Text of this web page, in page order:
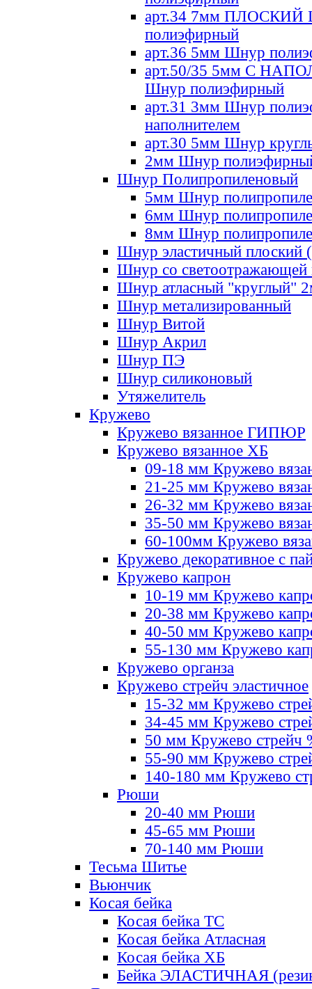
арт.34 7мм ПЛОСКИЙ
полиэфирный
арт.36 5мм Шнур
арт.50/35 5мм С
Шнур полиэфирный
арт.31 3мм Шнур
наполнителем
арт.30 5мм Шнур
2мм Шнур
Шнур Полипропиленовый
5мм Шнур
6мм Шнур
8мм Шнур
Шнур эластичный плоский
Шнур со светоотражающей
Шнур атласный "круглый"
Шнур метализированный
Шнур Витой
Шнур Акрил
Шнур ПЭ
Шнур силиконовый
Утяжелитель
Кружево
Кружево вязанное ГИПЮР
Кружево вязанное ХБ
09-18 мм Кружево
21-25 мм Кружево
26-32 мм Кружево
35-50 мм Кружево
60-100мм Кружево
Кружево декоративное с
Кружево капрон
10-19 мм Кружево
20-38 мм Кружево
40-50 мм Кружево
55-130 мм Кружево
Кружево органза
Кружево стрейч эластичное
15-32 мм Кружево
34-45 мм Кружево
50 мм Кружево стрейч
55-90 мм Кружево
140-180 мм Кружево
Рюши
20-40 мм Рюши
45-65 мм Рюши
70-140 мм Рюши
Тесьма Шитье
Вьюнчик
Косая бейка
Косая бейка ТС
Косая бейка Атласная
Косая бейка ХБ
Бейка ЭЛАСТИЧНАЯ